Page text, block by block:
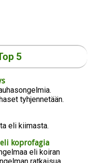
5
tyhjennetään.
eli kiimasta.
koprofagia
eli koiran